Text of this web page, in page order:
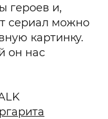
героев и,
сериал можно
картинку.
он нас